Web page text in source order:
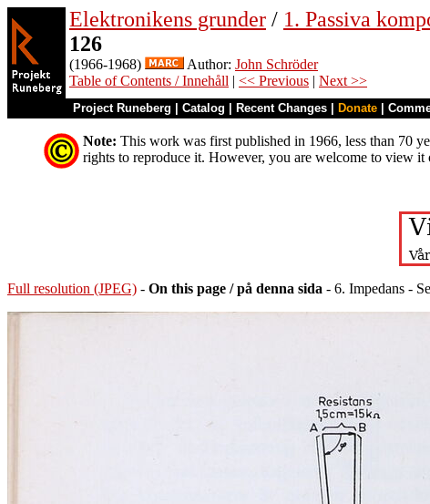
Elektronikens grunder / 1. Passiva
126
(1966-1968) Author: John Schröder
Table of Contents / Innehåll | << Previous | Next >>
Project Runeberg Catalog Recent Changes Donate
Note: This work was first published in 1966, less than 70
rights to reproduce it. However, you are welcome to view it
Full resolution (JPEG) - On this page / på denna sida - 6. Impedans -